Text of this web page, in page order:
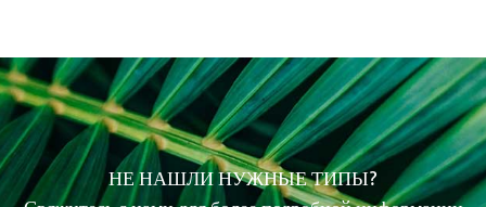
НЕ НАШЛИ НУЖНЫЕ ТИПЫ?